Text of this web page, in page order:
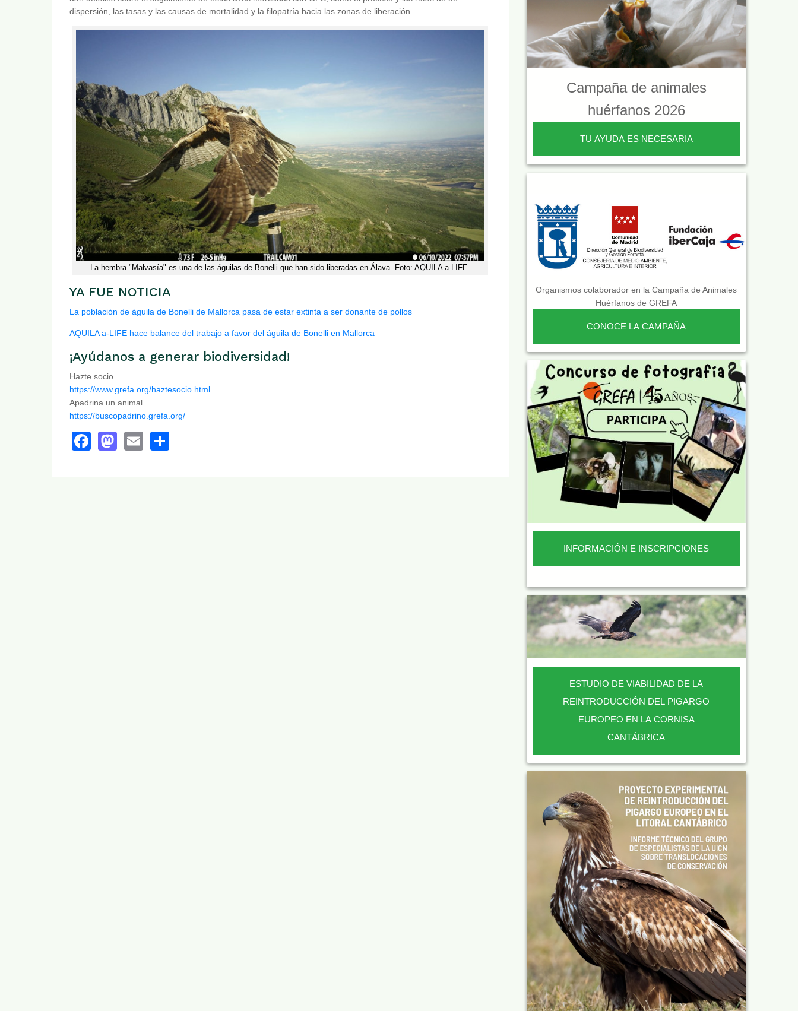
dispersión, las tasas y las causas de mortalidad y la filopatría hacia las zonas de liberación.
La hembra "Malvasía" es una de las águilas de Bonelli que han sido liberadas en Álava. Foto: AQUILA a-LIFE.
YA FUE NOTICIA
La población de águila de Bonelli de Mallorca pasa de estar extinta a ser donante de pollos
AQUILA a-LIFE hace balance del trabajo a favor del águila de Bonelli en Mallorca
¡Ayúdanos a generar biodiversidad!
Hazte socio
https://www.grefa.org/haztesocio.html
Apadrina un animal
https://buscopadrino.grefa.org/
Facebook
Mastodon
Email
Campaña de animales
huérfanos 2026
TU AYUDA ES NECESARIA
Organismos colaborador en la Campaña de Animales
Huérfanos de GREFA
CONOCE LA CAMPAÑA
INFORMACIÓN E INSCRIPCIONES
ESTUDIO DE VIABILIDAD DE LA
REINTRODUCCIÓN DEL PIGARGO
EUROPEO EN LA CORNISA
CANTÁBRICA